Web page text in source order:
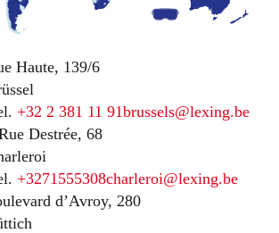
Haute, 139/6
+32 2 381 11 91brussels@lexing.be
Destrée, 68
+3271555308charleroi@lexing.be
d’Avroy, 280